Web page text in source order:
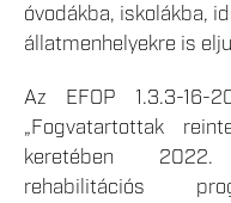
óvodákba, iskolákba,
állatmenhelyekre is
Az EFOP 1.3.3-16-
„Fogvatartottak
keretében 2022.
rehabilitációs